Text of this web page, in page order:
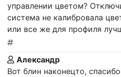
управлении цветом?
система не калибровала
или все же для профиля
Александр
Вот блин наконецто,